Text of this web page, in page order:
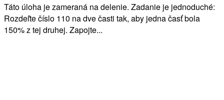
Táto úloha je zameraná na delenie. Zadanie je jednoduché:
Rozdeľte číslo 110 na dve časti tak, aby jedna časť bola
150% z tej druhej. Zapojte...